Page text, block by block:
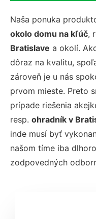
Naša ponuka
okolo domu na kľúč,
Bratislave a okolí.
dôraz na kvalitu,
zároveň je u nás
prvom mieste. Preto
prípade riešenia
resp. ohradník v
inde musí byť
našom tíme iba
zodpovedných